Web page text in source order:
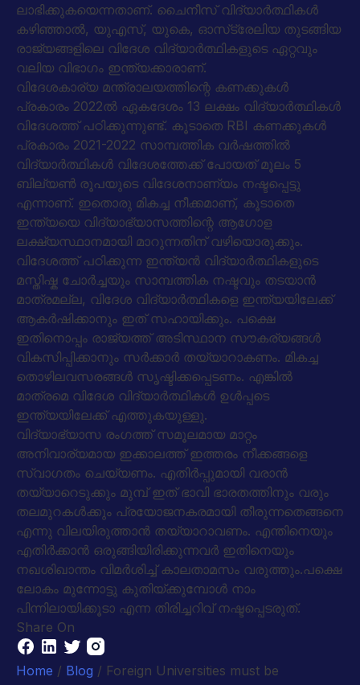
ലാഭിക്കുകയെന്നതാണ്. ചൈനീസ് വിദ്യാർത്ഥികൾ
കഴിഞ്ഞാൽ, യുഎസ്, യുകെ, ഓസ്‌ട്രേലിയ തുടങ്ങിയ
രാജ്യങ്ങളിലെ വിദേശ വിദ്യാർത്ഥികളുടെ ഏറ്റവും
വലിയ വിഭാഗം ഇന്ത്യക്കാരാണ്.
വിദേശകാര്യ മന്ത്രാലയത്തിന്റെ കണക്കുകൾ
പ്രകാരം 2022ൽ ഏകദേശം 13 ലക്ഷം വിദ്യാർത്ഥികൾ
വിദേശത്ത് പഠിക്കുന്നുണ്ട്. കൂടാതെ RBI കണക്കുകൾ
പ്രകാരം 2021-2022 സാമ്പത്തിക വർഷത്തിൽ
വിദ്യാർത്ഥികൾ വിദേശത്തേക്ക് പോയത് മൂലം 5
ബില്യൺ രൂപയുടെ വിദേശനാണ്യം നഷ്ടപ്പെട്ടു
എന്നാണ്. ഇതൊരു മികച്ച നീക്കമാണ്, കൂടാതെ
ഇന്ത്യയെ വിദ്യാഭ്യാസത്തിന്റെ ആഗോള
ലക്ഷ്യസ്ഥാനമായി മാറുന്നതിന് വഴിയൊരുക്കും.
വിദേശത്ത് പഠിക്കുന്ന ഇന്ത്യൻ വിദ്യാർത്ഥികളുടെ
മസ്തിഷ്ക ചോർച്ചയും സാമ്പത്തിക നഷ്ടവും തടയാൻ
മാത്രമല്ല, വിദേശ വിദ്യാർത്ഥികളെ ഇന്ത്യയിലേക്ക്
ആകർഷിക്കാനും ഇത് സഹായിക്കും. പക്ഷെ
ഇതിനൊപ്പം രാജ്യത്ത് അടിസ്ഥാന സൗകര്യങ്ങൾ
വികസിപ്പിക്കാനും സർക്കാർ തയ്യാറാകണം. മികച്ച
തൊഴിലവസരങ്ങൾ സൃഷ്ടിക്കപ്പെടണം. എങ്കിൽ
മാത്രമെ വിദേശ വിദ്യാർത്ഥികൾ ഉൾപ്പടെ
ഇന്ത്യയിലേക്ക് എത്തുകയുള്ളു.
വിദ്യാഭ്യാസ രംഗത്ത് സമൂലമായ മാറ്റം
അനിവാര്യമായ ഇക്കാലത്ത് ഇത്തരം നീക്കങ്ങളെ
സ്വാഗതം ചെയ്യണം. എതിർപ്പുമായി വരാൻ
തയ്യാറെടുക്കും മുമ്പ് ഇത് ഭാവി ഭാരതത്തിനും വരും
തലമുറകൾക്കും പ്രയോജനകരമായി തീരുന്നതെങ്ങനെ
എന്നു വിലയിരുത്താൻ തയ്യാറാവണം. എന്തിനെയും
എതിർക്കാൻ ഒരുങ്ങിയിരിക്കുന്നവർ ഇതിനെയും
നഖശിഖാന്തം വിമർശിച്ച് കാലതാമസം വരുത്തും.പക്ഷെ
ലോകം മുന്നോട്ടു കുതിയ്ക്കുമ്പോൾ നാം
പിന്നിലായിക്കൂടാ എന്ന തിരിച്ചറിവ് നഷ്ടപ്പെടരുത്.
Share On
Home / Blog / Foreign Universities must be